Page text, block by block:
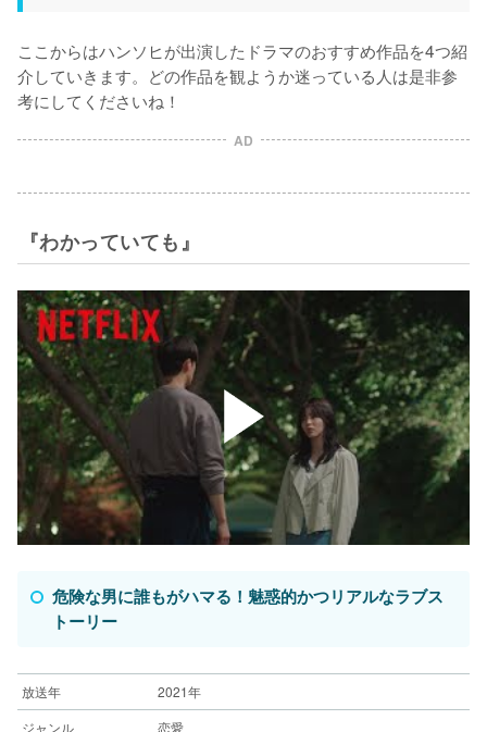
ここからはハンソヒが出演したドラマのおすすめ作品を4つ紹
介していきます。どの作品を観ようか迷っている人は是非参
考にしてくださいね！
AD
『わかっていても』
危険な男に誰もがハマる！魅惑的かつリアルなラブス
トーリー
放送年
2021年
ジャンル
恋愛